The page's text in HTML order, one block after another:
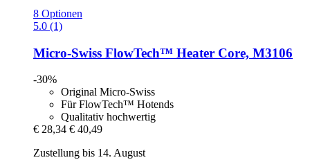
8 Optionen
5.0 (1)
Micro-Swiss FlowTech™ Heater Core, M3106
-30%
Original Micro-Swiss
Für FlowTech™ Hotends
Qualitativ hochwertig
€ 28,34 € 40,49
Zustellung bis 14. August